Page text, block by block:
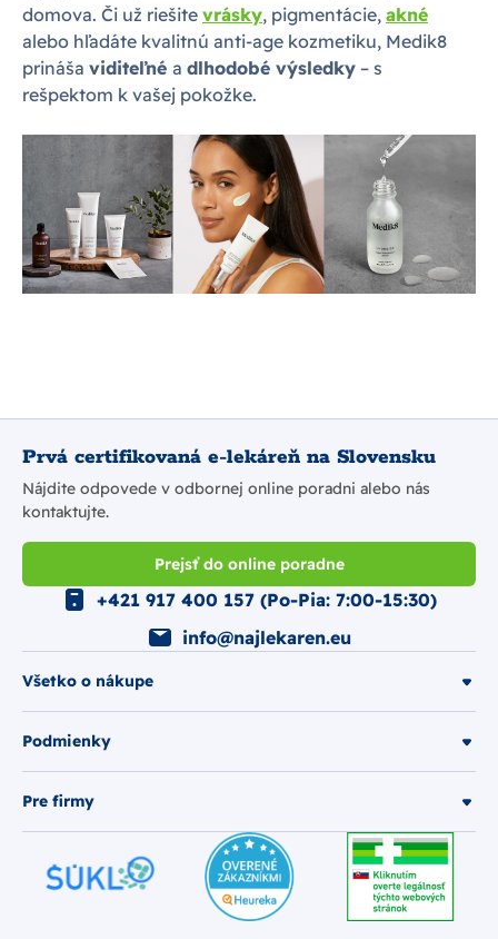
domova. Či už riešite vrásky, pigmentácie, akné
alebo hľadáte kvalitnú anti-age kozmetiku, Medik8
prináša viditeľné a dlhodobé výsledky – s
rešpektom k vašej pokožke.
Prvá certifikovaná e-lekáreň na Slovensku
Nájdite odpovede v odbornej online poradni alebo nás
kontaktujte.
Prejsť do online poradne
Všetko o nákupe
Podmienky
Pre firmy
+421 917 400 157 (Po-Pia: 7:00-15:30)
info@najlekaren.eu